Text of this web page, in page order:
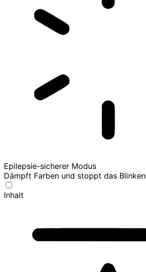
Epilepsie-sicherer Modus
Dämpft Farben und stoppt das Blinken
Inhalt